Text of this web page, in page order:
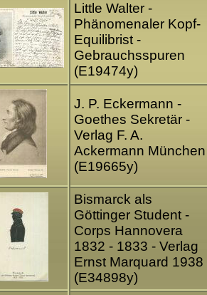
Little Walter -
Phänomenaler Kopf-
Equilibrist -
Gebrauchsspuren
(E19474y)
J. P. Eckermann -
Goethes Sekretär -
Verlag F. A.
Ackermann München
(E19665y)
Bismarck als
Göttinger Student -
Corps Hannovera
1832 - 1833 - Verlag
Ernst Marquard 1938
(E34898y)